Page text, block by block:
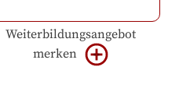
Weiterbildungsangebot
merken